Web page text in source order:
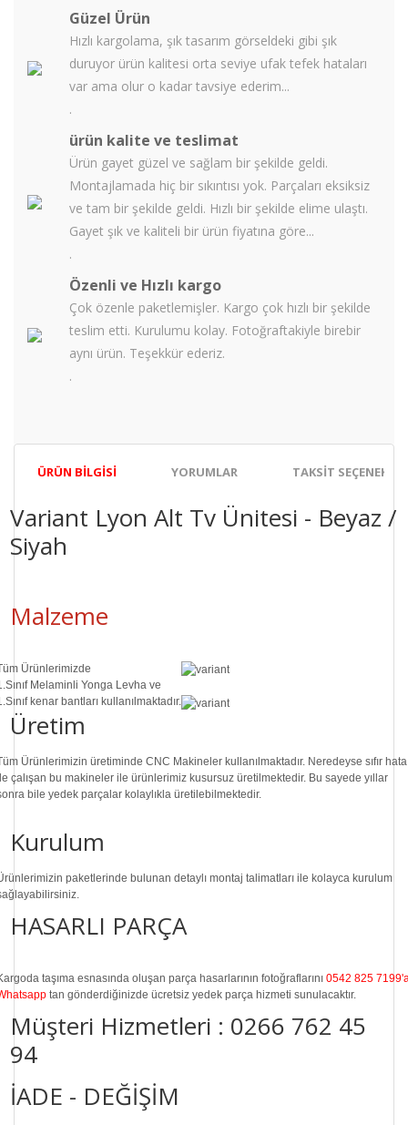
Güzel Ürün
Hızlı kargolama, şık tasarım görseldeki gibi şık
duruyor ürün kalitesi orta seviye ufak tefek hataları
var ama olur o kadar tavsiye ederim...
.
ürün kalite ve teslimat
Ürün gayet güzel ve sağlam bir şekilde geldi.
Montajlamada hiç bir sıkıntısı yok. Parçaları eksiksiz
ve tam bir şekilde geldi. Hızlı bir şekilde elime ulaştı.
Gayet şık ve kaliteli bir ürün fiyatına göre...
.
Özenli ve Hızlı kargo
Çok özenle paketlemişler. Kargo çok hızlı bir şekilde
teslim etti. Kurulumu kolay. Fotoğraftakiyle birebir
aynı ürün. Teşekkür ederiz.
.
ÜRÜN BILGISI YORUMLAR TAKSIT
Variant Lyon Alt Tv Ünitesi - Beyaz /
Siyah
Malzeme
Ürünlerimizde
Melaminli Yonga Levha ve
kenar bantları kullanılmaktadır.
Üretim
Ürünlerimizin üretiminde CNC Makineler kullanılmaktadır. Neredeyse sıfır hata
çalışan bu makineler ile ürünlerimiz kusursuz üretilmektedir. Bu sayede yıllar
bile yedek parçalar kolaylıkla üretilebilmektedir.
Kurulum
paketlerinde bulunan detaylı montaj talimatları ile kolayca kurulum
HASARLI PARÇA
taşıma esnasında oluşan parça hasarlarının fotoğraflarını 0542 825
tan gönderdiğinizde ücretsiz yedek parça hizmeti sunulacaktır.
Müşteri Hizmetleri : 0266 762 45
94
İADE - DEĞİŞİM